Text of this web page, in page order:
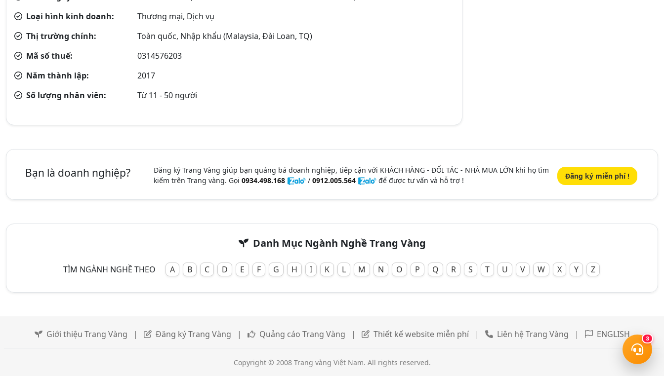
Loại hình kinh doanh:
Thương mại, Dịch vụ
Thị trường chính:
Toàn quốc, Nhập khẩu (Malaysia, Đài Loan, TQ)
Mã số thuế:
0314576203
Năm thành lập:
2017
Số lượng nhân viên:
Từ 11 - 50 người
3
Bạn là doanh nghiệp?
Đăng ký Trang Vàng giúp bạn quảng bá doanh nghiệp, tiếp cận với KHÁCH HÀNG - ĐỐI TÁC - NHÀ MUA LỚN khi họ tìm
kiếm trên Trang vàng. Gọi 0934.498.168 / 0912.005.564 để được tư vấn và hỗ trợ ! Đăng ký miễn phí !
Danh Mục Ngành Nghề Trang Vàng
TÌM NGÀNH NGHỀ THEO A B C D E F G H I K L M N O P Q R S T U V W X Y Z
Giới thiệu Trang Vàng | Đăng ký Trang Vàng | Quảng cáo Trang Vàng | Thiết kế website miễn phí | Liên hệ Trang Vàng | ENGLISH
Copyright © 2008 Trang vàng Việt Nam. All rights reserved.